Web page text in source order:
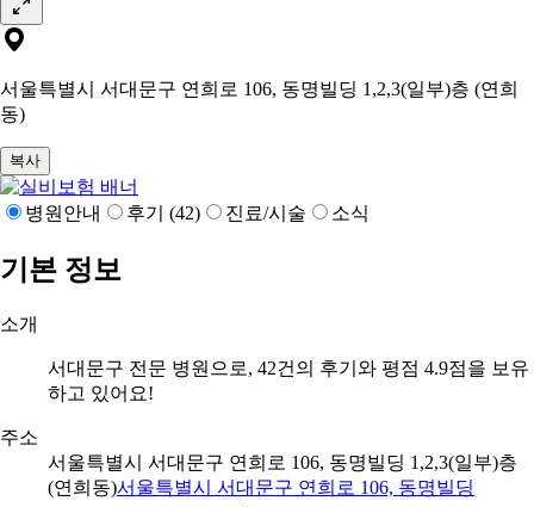
서울특별시 서대문구 연희로 106, 동명빌딩 1,2,3(일부)층 (연희
동)
복사
병원안내 후기 (42) 진료/시술 소식
기본 정보
소개
서대문구 전문 병원으로, 42건의 후기와 평점 4.9점을 보유
하고 있어요!
주소
서울특별시 서대문구 연희로 106, 동명빌딩 1,2,3(일부)층
(연희동)서울특별시 서대문구 연희로 106, 동명빌딩